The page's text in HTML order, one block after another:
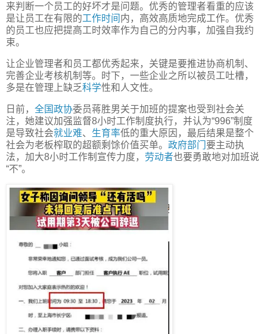
来判断一个员工的好坏才是问题。优秀的管理者看重的应该
是让员工在有限的工作时间 内，高效高质地完成工作。优秀
的员工也应把提高工时效率作为自己的分内事，加强自我约
束。
让企业管理者和员工都优秀起来，关键是要推进协商机制、
完善企业考核机制等。时下，一些企业之所以被员工吐槽，
多是在管理上缺乏科学性和人文性。
日前， 全国政协委员蒋胜男关于加班的提案也受到社会关
注，她建议加强监督8小时工作制度执行，并认为“996”制度
是导致社会就业难、 生育率低的重大原因，最后结果是整个
社会为老板榨取的超额剩馀价值买单。 政府部门 要主动执
法，加大8小时工作制宣传力度， 劳动者也要勇敢地对加班说
“不”。